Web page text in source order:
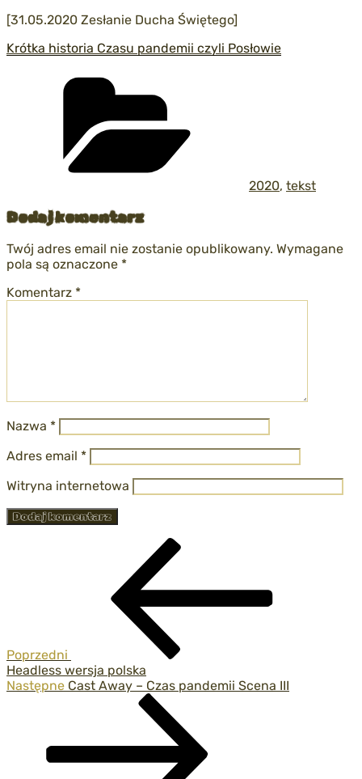
[31.05.2020 Zesłanie Ducha Świętego]
Krótka historia Czasu pandemii czyli Posłowie
2020, tekst
Dodaj komentarz
Twój adres email nie zostanie opublikowany. Wymagane
pola są oznaczone *
Komentarz *
Nazwa *
Adres email *
Witryna internetowa
Poprzedni
Headless wersja polska
Następny
Następne Cast Away – Czas pandemii Scena III